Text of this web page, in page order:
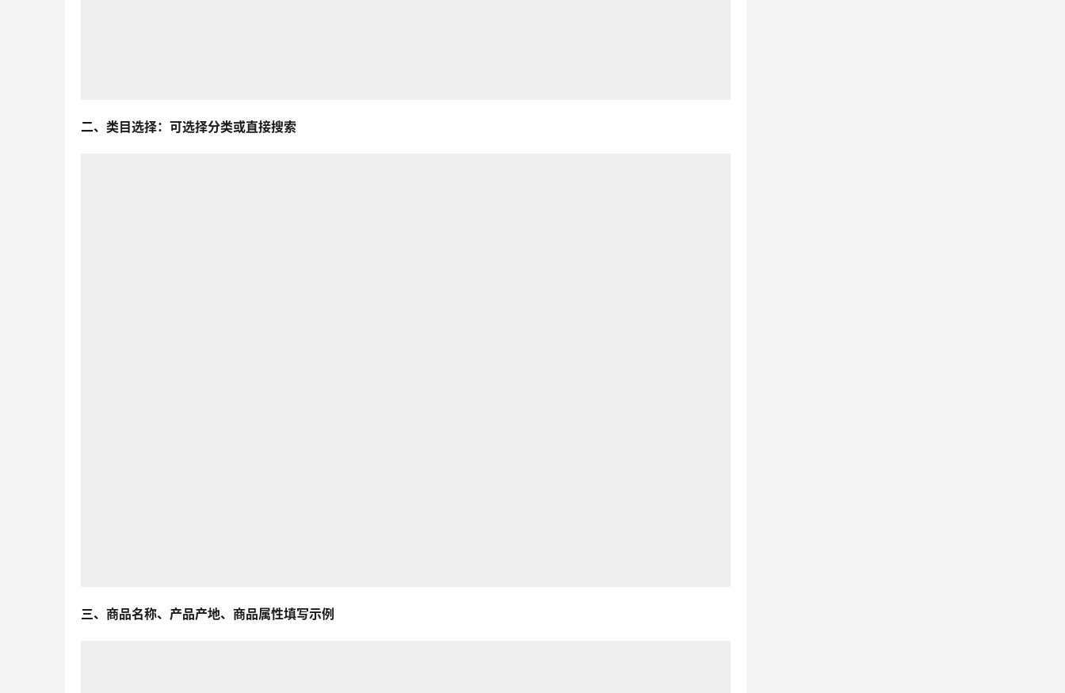
二、类目选择：可选择分类或直接搜索
三、商品名称、产品产地、商品属性填写示例